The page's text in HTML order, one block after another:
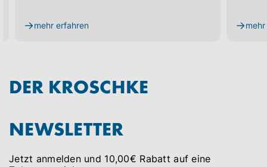
→mehr erfahren →
DER KROSCHKE
NEWSLETTER
Jetzt anmelden und 10,00€ Rabatt auf eine